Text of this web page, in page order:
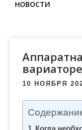
НОВОСТИ
10 НОЯБРЯ
Когда